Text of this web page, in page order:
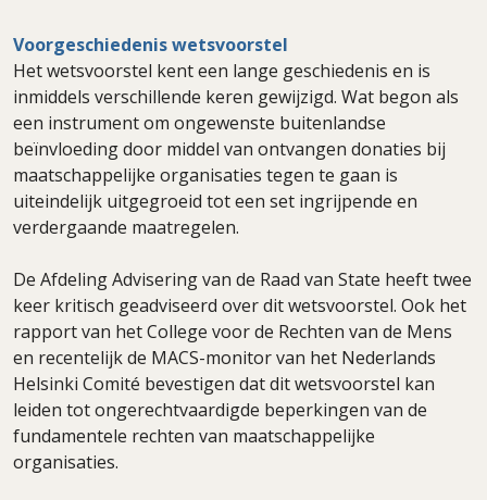
Voorgeschiedenis wetsvoorstel
Het wetsvoorstel kent een lange geschiedenis en is
inmiddels verschillende keren gewijzigd. Wat begon als
een instrument om ongewenste buitenlandse
beïnvloeding door middel van ontvangen donaties bij
maatschappelijke organisaties tegen te gaan is
uiteindelijk uitgegroeid tot een set ingrijpende en
verdergaande maatregelen.
De Afdeling Advisering van de Raad van State heeft twee
keer kritisch geadviseerd over dit wetsvoorstel. Ook het
rapport van het College voor de Rechten van de Mens
en recentelijk de MACS-monitor van het Nederlands
Helsinki Comité bevestigen dat dit wetsvoorstel kan
leiden tot ongerechtvaardigde beperkingen van de
fundamentele rechten van maatschappelijke
organisaties.